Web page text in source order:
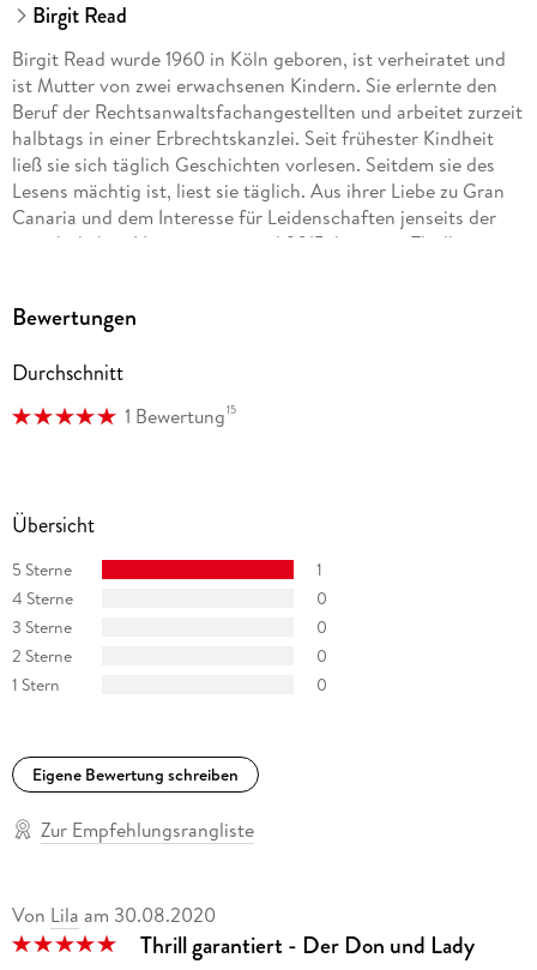
Birgit Read
Birgit Read wurde 1960 in Köln geboren, ist verheiratet und
ist Mutter von zwei erwachsenen Kindern. Sie erlernte den
Beruf der Rechtsanwaltsfachangestellten und arbeitet zurzeit
halbtags in einer Erbrechtskanzlei. Seit frühester Kindheit
ließ sie sich täglich Geschichten vorlesen. Seitdem sie des
Lesens mächtig ist, liest sie täglich. Aus ihrer Liebe zu Gran
Canaria und dem Interesse für Leidenschaften jenseits der
gewöhnlichen Normen entstand 2015 ihr erster Thriller.
Bewertungen
Durchschnitt
1 Bewertung15
Übersicht
5 Sterne
1
4 Sterne
0
3 Sterne
0
2 Sterne
0
1 Stern
0
Eigene Bewertung schreiben
Zur Empfehlungsrangliste
Von Lila am 30.08.2020
Thrill garantiert - Der Don und Lady